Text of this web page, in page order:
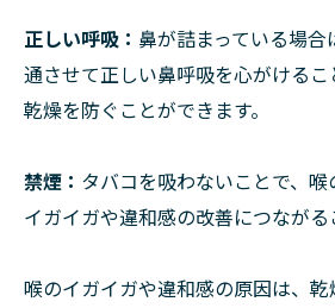
正しい呼吸： 鼻が詰まっている場
通させて正しい鼻呼吸を心がける
乾燥を防ぐことができます。
禁煙： タバコを吸わないことで、喉
イガイガや違和感の改善につながる
喉のイガイガや違和感の原因は、